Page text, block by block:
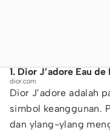
1. Dior J’adore Eau de
dior.com
Dior J’adore adalah
simbol keanggunan.
dan ylang-ylang